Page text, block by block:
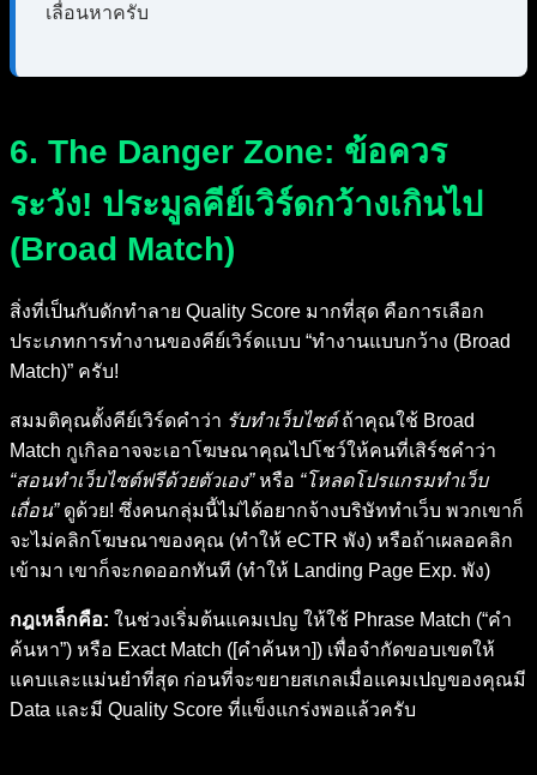
เลื่อนหาครับ
6. The Danger Zone: ข้อควร
ระวัง! ประมูลคีย์เวิร์ดกว้างเกินไป
(Broad Match)
สิ่งที่เป็นกับดักทำลาย Quality Score มากที่สุด คือการเลือก
ประเภทการทำงานของคีย์เวิร์ดแบบ “ทำงานแบบกว้าง (Broad
Match)” ครับ!
สมมติคุณตั้งคีย์เวิร์ดคำว่า รับทำเว็บไซต์ถ้าคุณใช้ Broad
Match กูเกิลอาจจะเอาโฆษณาคุณไปโชว์ให้คนที่เสิร์ชคำว่า
“สอนทำเว็บไซต์ฟรีด้วยตัวเอง”หรือ “โหลดโปรแกรมทำเว็บ
เถื่อน”ดูด้วย! ซึ่งคนกลุ่มนี้ไม่ได้อยากจ้างบริษัททำเว็บ พวกเขาก็
จะไม่คลิกโฆษณาของคุณ (ทำให้ eCTR พัง) หรือถ้าเผลอคลิก
เข้ามา เขาก็จะกดออกทันที (ทำให้ Landing Page Exp. พัง)
กฎเหล็กคือ: ในช่วงเริ่มต้นแคมเปญ ให้ใช้ Phrase Match (“คำ
ค้นหา”) หรือ Exact Match ([คำค้นหา]) เพื่อจำกัดขอบเขตให้
แคบและแม่นยำที่สุด ก่อนที่จะขยายสเกลเมื่อแคมเปญของคุณมี
Data และมี Quality Score ที่แข็งแกร่งพอแล้วครับ